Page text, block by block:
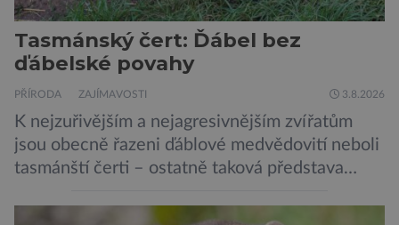
Tasmánský čert: Ďábel bez
ďábelské povahy
PŘÍRODA ZAJÍMAVOSTI 3.8.2026
K nejzuřivějším a nejagresivnějším zvířatům
jsou obecně řazeni ďáblové medvědovití neboli
tasmánští čerti – ostatně taková představa
vačnatci, vyskytující se dnes již výhradně na